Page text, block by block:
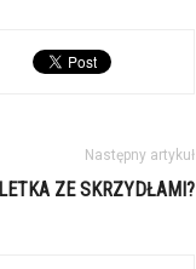
Następny artykuł
ZE SKRZYDŁAMI?